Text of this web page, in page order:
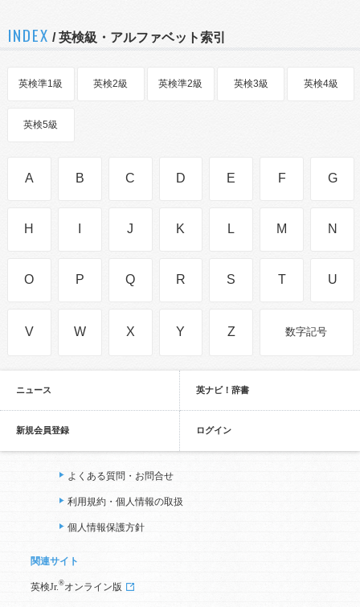
INDEX / 英検級・アルファベット索引
英検準1級 英検2級 英検準2級 英検3級 英検4級
英検5級
A B C D E F G
H J K L M N
O P Q R S T U
V W X Y Z 数字記号
ニュース 英ナビ！辞書
新規会員登録 ログイン
よくある質問・お問合せ
利用規約・個人情報の取扱
個人情報保護方針
関連サイト
英検Jr. ®オンライン版